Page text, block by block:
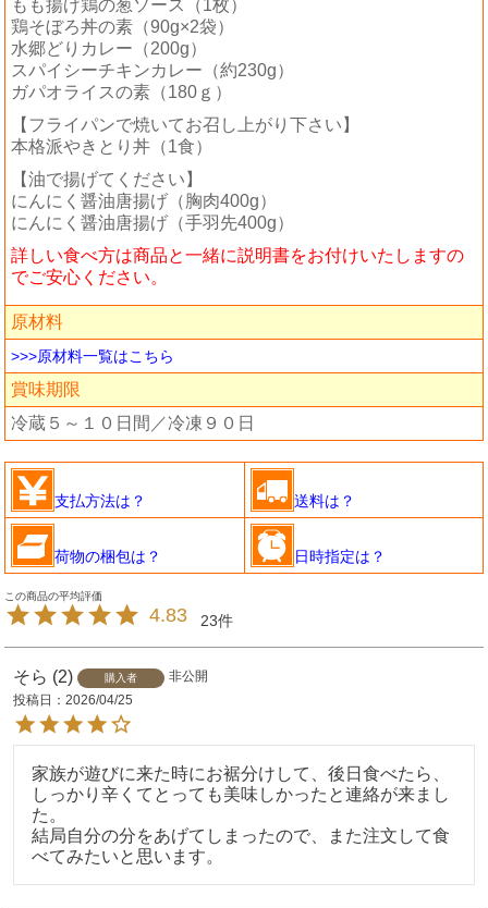
もも揚げ鶏の葱ソース（1枚）
鶏そぼろ丼の素（90g×2袋）
水郷どりカレー（200g）
スパイシーチキンカレー（約230g）
ガパオライスの素（180ｇ）
【フライパンで焼いてお召し上がり下さい】
本格派やきとり丼（1食）
【油で揚げてください】
にんにく醤油唐揚げ（胸肉400g）
にんにく醤油唐揚げ（手羽先400g）
詳しい食べ方は商品と一緒に説明書をお付けいたしますの
でご安心ください。
原材料
>>>原材料一覧はこちら
賞味期限
冷蔵５～１０日間／冷凍９０日
支払方法は？ 送料は？
荷物の梱包は？ 日時指定は？
4.83 23
そら 2 購入者
非公開
投稿日
2026/04/25
家族が遊びに来た時にお裾分けして、後日食べたら、
しっかり辛くてとっても美味しかったと連絡が来まし
た。
結局自分の分をあげてしまったので、また注文して食
べてみたいと思います。